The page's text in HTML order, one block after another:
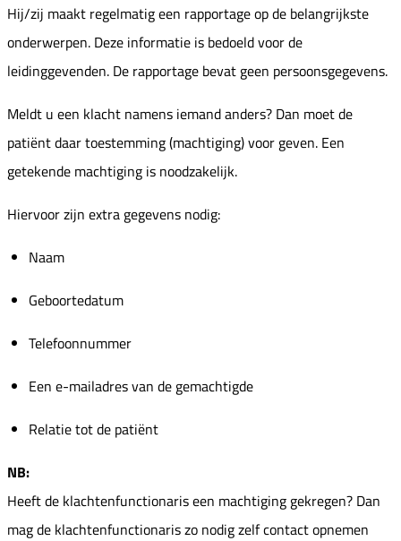
Hij/zij maakt regelmatig een rapportage op de belangrijkste
onderwerpen. Deze informatie is bedoeld voor de
leidinggevenden. De rapportage bevat geen persoonsgegevens.
Meldt u een klacht namens iemand anders? Dan moet de
patiënt daar toestemming (machtiging) voor geven. Een
getekende machtiging is noodzakelijk.
Hiervoor zijn extra gegevens nodig:
Naam
Geboortedatum
Telefoonnummer
Een e-mailadres van de gemachtigde
Relatie tot de patiënt
NB:
Heeft de klachtenfunctionaris een machtiging gekregen? Dan
mag de klachtenfunctionaris zo nodig zelf contact opnemen